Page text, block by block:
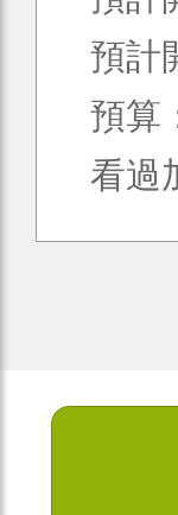
預計
預算
看過